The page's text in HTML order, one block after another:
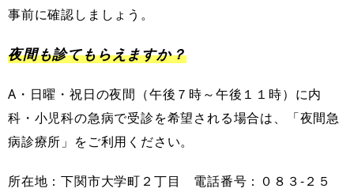
事前に確認しましょう。
夜間も診てもらえますか？
A・日曜・祝日の夜間（午後７時～午後１１時）に内
科・小児科の急病で受診を希望される場合は、「夜間急
病診療所」をご利用ください。
所在地：下関市大学町２丁目 電話番号：０８３-２５